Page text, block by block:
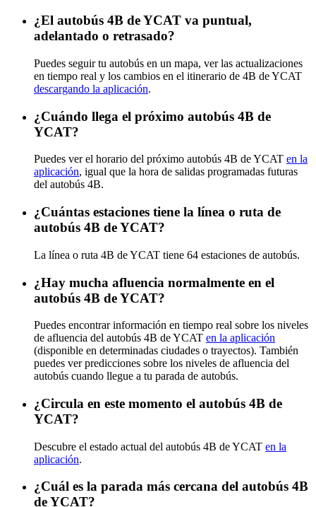
¿El autobús 4B de YCAT va puntual,
adelantado o retrasado?
Puedes seguir tu autobús en un mapa, ver las actualizaciones
en tiempo real y los cambios en el itinerario de 4B de YCAT
descargando la aplicación.
¿Cuándo llega el próximo autobús 4B de
YCAT?
Puedes ver el horario del próximo autobús 4B de YCAT en la
aplicación, igual que la hora de salidas programadas futuras
del autobús 4B.
¿Cuántas estaciones tiene la línea o ruta de
autobús 4B de YCAT?
La línea o ruta 4B de YCAT tiene 64 estaciones de autobús.
¿Hay mucha afluencia normalmente en el
autobús 4B de YCAT?
Puedes encontrar información en tiempo real sobre los niveles
de afluencia del autobús 4B de YCAT en la aplicación
(disponible en determinadas ciudades o trayectos). También
puedes ver predicciones sobre los niveles de afluencia del
autobús cuando llegue a tu parada de autobús.
¿Circula en este momento el autobús 4B de
YCAT?
Descubre el estado actual del autobús 4B de YCAT en la
aplicación.
¿Cuál es la parada más cercana del autobús 4B
de YCAT?